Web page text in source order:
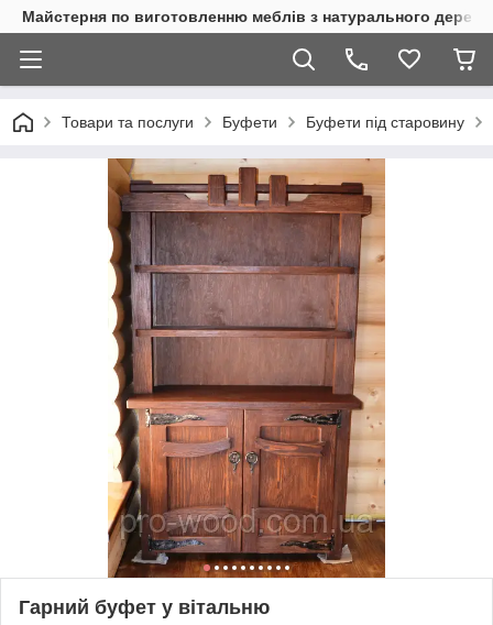
Майстерня по виготовленню меблів з натурального
Товари та послуги Буфети Буфети пiд старовину
Гарний буфет у вітальню